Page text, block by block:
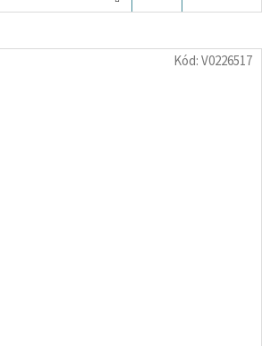
KOŠÍKU
Kód:V0226517